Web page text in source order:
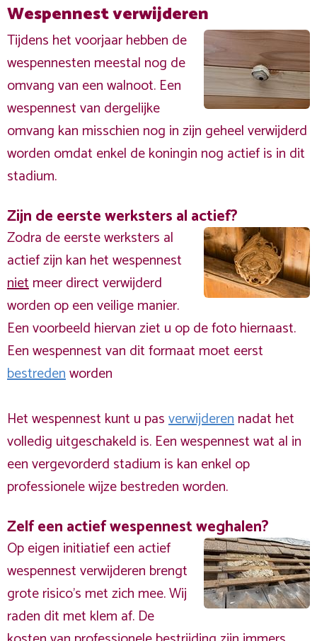
Wespennest verwijderen
Tijdens het voorjaar hebben de
wespennesten meestal nog de
omvang van een walnoot. Een
wespennest van dergelijke
omvang kan misschien nog in zijn geheel verwijderd
worden omdat enkel de koningin nog actief is in dit
stadium.
Zijn de eerste werksters al actief?
Zodra de eerste werksters al
actief zijn kan het wespennest
nietmeer direct verwijderd
worden op een veilige manier.
Een voorbeeld hiervan ziet u op de foto hiernaast.
Een wespennest van dit formaat moet eerst
bestredenworden
Het wespennest kunt u pasverwijderennadat het
volledig uitgeschakeld is. Een wespennest wat al in
een vergevorderd stadium is kan enkel op
professionele wijze bestreden worden.
Zelf een actief wespennest weghalen?
Op eigen initiatief een actief
wespennest verwijderen brengt
grote risico’s met zich mee. Wij
raden dit met klem af. De